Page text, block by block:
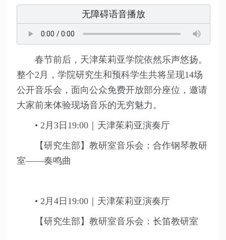
无障碍语音播放
春节前后，天津茱莉亚学院依然乐声悠扬。
整个2月，学院研究生和预科学生共将呈现14场
公开音乐会，面向公众免费开放部分座位，邀请
大家前来体验现场音乐的无穷魅力。
• 2月3日19:00｜天津茱莉亚演奏厅
【研究生部】教研室音乐会：合作钢琴教研
室——奏鸣曲
• 2月4日19:00｜天津茱莉亚演奏厅
【研究生部】教研室音乐会：长笛教研室